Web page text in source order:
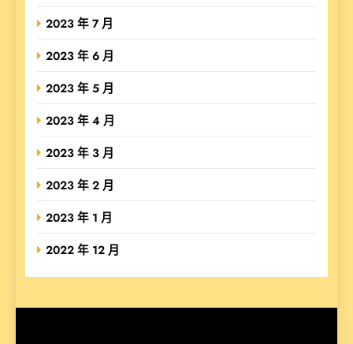
2023 年 7 月
2023 年 6 月
2023 年 5 月
2023 年 4 月
2023 年 3 月
2023 年 2 月
2023 年 1 月
2022 年 12 月